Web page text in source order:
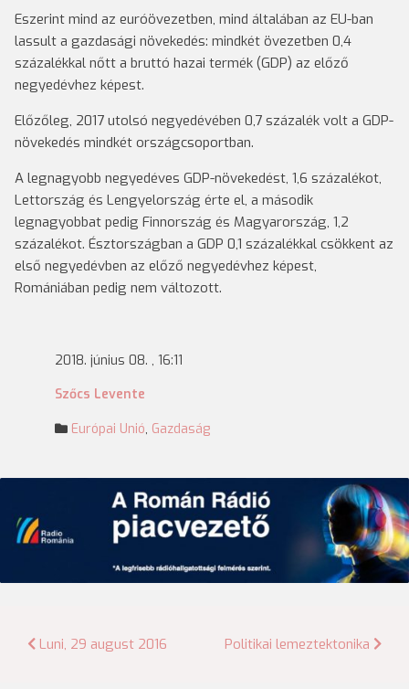
Eszerint mind az euróövezetben, mind általában az EU-ban
lassult a gazdasági növekedés: mindkét övezetben 0,4
százalékkal nőtt a bruttó hazai termék (GDP) az előző
negyedévhez képest.
Előzőleg, 2017 utolsó negyedévében 0,7 százalék volt a GDP-
növekedés mindkét országcsoportban.
A legnagyobb negyedéves GDP-növekedést, 1,6 százalékot,
Lettország és Lengyelország érte el, a második
legnagyobbat pedig Finnország és Magyarország, 1,2
százalékot. Észtországban a GDP 0,1 százalékkal csökkent az
első negyedévben az előző negyedévhez képest,
Romániában pedig nem változott.
2018. június 08. , 16:11
Szőcs Levente
Európai Unió, Gazdaság
Bejegyzés
Luni, 29 august 2016 Politikai lemeztektonika